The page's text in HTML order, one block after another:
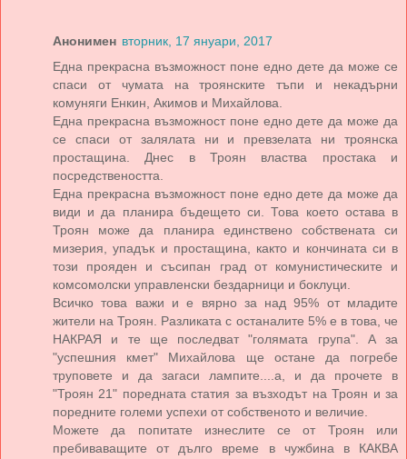
Анонимен вторник, 17 януари, 2017
Една прекрасна възможност поне едно дете да може се
спаси от чумата на троянските тъпи и некадърни
комуняги Енкин, Акимов и Михайлова.
Една прекрасна възможност поне едно дете да може да
се спаси от залялата ни и превзелата ни троянска
простащина. Днес в Троян властва простака и
посредствеността.
Една прекрасна възможност поне едно дете да може да
види и да планира бъдещето си. Това което остава в
Троян може да планира единствено собствената си
мизерия, упадък и простащина, както и кончината си в
този прояден и съсипан град от комунистическите и
комсомолски управленски бездарници и боклуци.
Всичко това важи и е вярно за над 95% от младите
жители на Троян. Разликата с останалите 5% е в това, че
НАКРАЯ и те ще последват "голямата група". А за
"успешния кмет" Михайлова ще остане да погребе
труповете и да загаси лампите....а, и да прочете в
"Троян 21" поредната статия за възходът на Троян и за
поредните големи успехи от собственото и величие.
Можете да попитате изнеслите се от Троян или
пребиваващите от дълго време в чужбина в КАКВА